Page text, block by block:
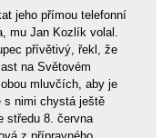
jeho přímou telefonní
mu Jan Kozlík volal.
přívětivý, řekl, že
na Světovém
mluvčích, aby je
s nimi chystá ještě
středu 8. června